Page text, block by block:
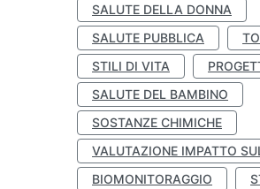
SALUTE DELLA DONNA
SALUTE PUBBLICA
STILI DI VITA
SALUTE DEL BAMBINO
SOSTANZE CHIMICHE
VALUTAZIONE IMPATTO
BIOMONITORAGGIO